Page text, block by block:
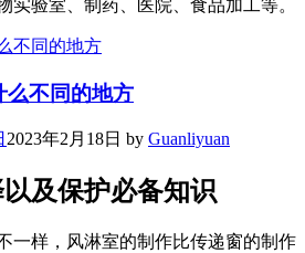
实验室、制药、医院、食品加工等。
么不同的地方
2023年2月18日 by Guanliyuan
及保护必备知识
一样，风淋室的制作比传递窗的制作